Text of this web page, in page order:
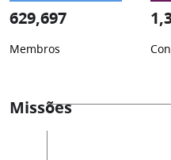
629,697
Membros
Missões